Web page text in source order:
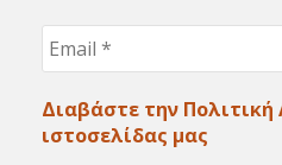
Διαβάστε την
ιστοσελίδας μας